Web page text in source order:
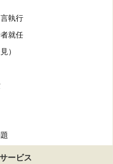
執行
就任
）
ービス